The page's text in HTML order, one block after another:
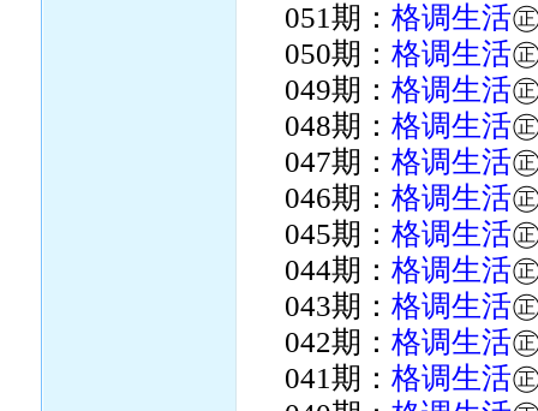
051期：格调生活
050期：格调生活
049期：格调生活
048期：格调生活
047期：格调生活
046期：格调生活
045期：格调生活
044期：格调生活
043期：格调生活
042期：格调生活
041期：格调生活